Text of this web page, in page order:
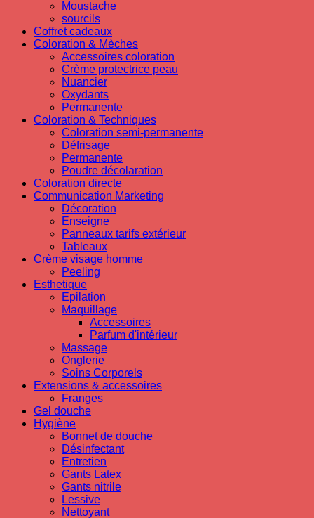
Moustache
sourcils
Coffret cadeaux
Coloration & Mèches
Accessoires coloration
Crème protectrice peau
Nuancier
Oxydants
Permanente
Coloration & Techniques
Coloration semi-permanente
Défrisage
Permanente
Poudre décolaration
Coloration directe
Communication Marketing
Décoration
Enseigne
Panneaux tarifs extérieur
Tableaux
Crème visage homme
Peeling
Esthetique
Epilation
Maquillage
Accessoires
Parfum d'intérieur
Massage
Onglerie
Soins Corporels
Extensions & accessoires
Franges
Gel douche
Hygiène
Bonnet de douche
Désinfectant
Entretien
Gants Latex
Gants nitrile
Lessive
Nettoyant